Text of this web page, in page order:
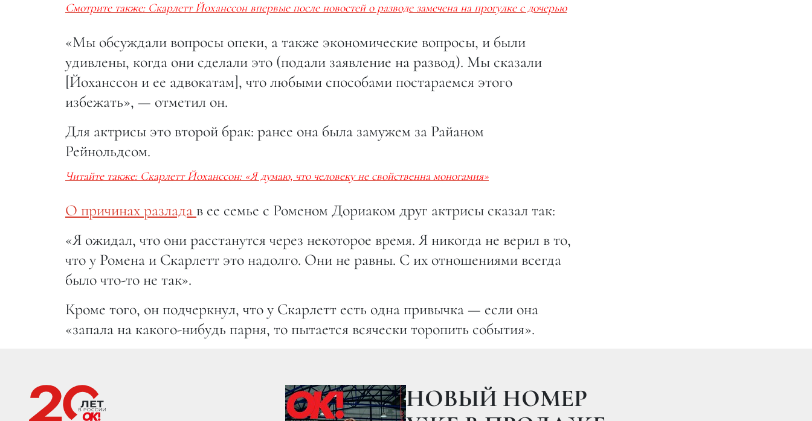
Смотрите также: Скарлетт Йоханссон впервые после новостей о разводе замечена на прогулке с дочерью
«Мы обсуждали вопросы опеки, а также экономические вопросы, и были
удивлены, когда они сделали это (подали заявление на развод). Мы сказали
[Йоханссон и ее адвокатам], что любыми способами постараемся этого
избежать», — отметил он.
Для актрисы это второй брак: ранее она была замужем за Райаном
Рейнольдсом.
Читайте также: Скарлетт Йоханссон: «Я думаю, что человеку не свойственна моногамия»
О причинах разлада в ее семье с Роменом Дориаком друг актрисы сказал так:
«Я ожидал, что они расстанутся через некоторое время. Я никогда не верил в то,
что у Ромена и Скарлетт это надолго. Они не равны. С их отношениями всегда
было что-то не так».
Кроме того, он подчеркнул, что у Скарлетт есть одна привычка — если она
«запала на какого-нибудь парня, то пытается всячески торопить события».
ДАКОТА ДЖОНСОН СЫГРАЕТ